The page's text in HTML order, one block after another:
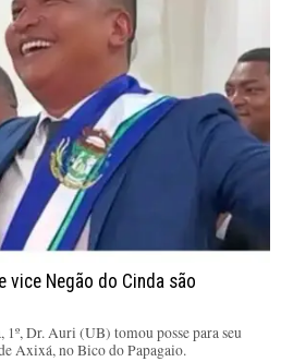
vice Negão do Cinda são
Dr. Auri (UB) tomou posse para seu
Axixá, no Bico do Papagaio.